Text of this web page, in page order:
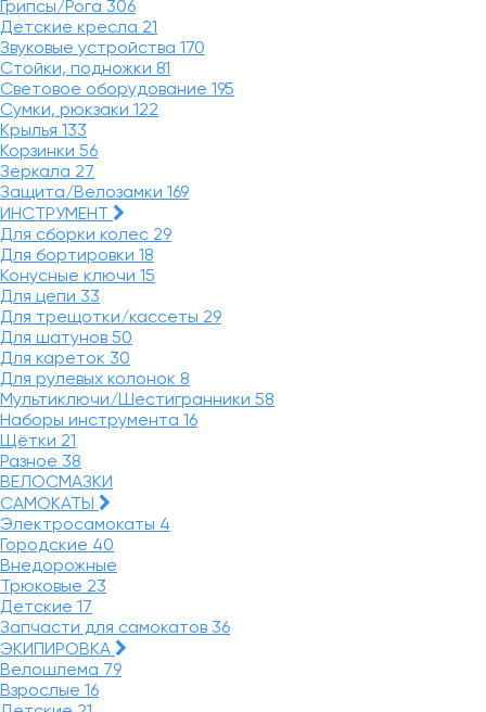
Грипсы/Рога 306
Детские кресла 21
Звуковые устройства 170
Стойки, подножки 81
Световое оборудование 195
Сумки, рюкзаки 122
Крылья 133
Корзинки 56
Зеркала 27
Защита/Велозамки 169
ИНСТРУМЕНТ
Для сборки колес 29
Для бортировки 18
Конусные ключи 15
Для цепи 33
Для трещотки/кассеты 29
Для шатунов 50
Для кареток 30
Для рулевых колонок 8
Мультиключи/Шестигранники 58
Наборы инструмента 16
Щётки 21
Разное 38
ВЕЛОСМАЗКИ
САМОКАТЫ
Электросамокаты 4
Городские 40
Внедорожные
Трюковые 23
Детские 17
Запчасти для самокатов 36
ЭКИПИРОВКА
Велошлема 79
Взрослые 16